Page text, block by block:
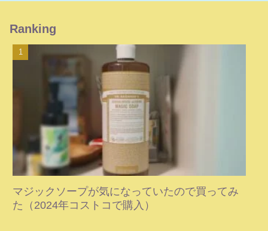
Ranking
マジックソープが気になっていたので買ってみ
た（2024年コストコで購入）